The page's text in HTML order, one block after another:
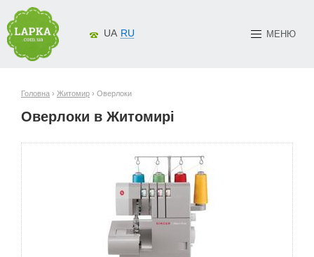
МЕНЮ
UA RU
Головна › Житомир › Оверлоки
Оверлоки в Житомирі